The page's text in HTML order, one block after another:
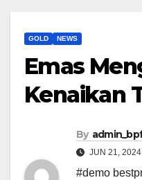
GOLD NEWS
Emas
Kenaikan
By
JUN 21, 2024
#demo